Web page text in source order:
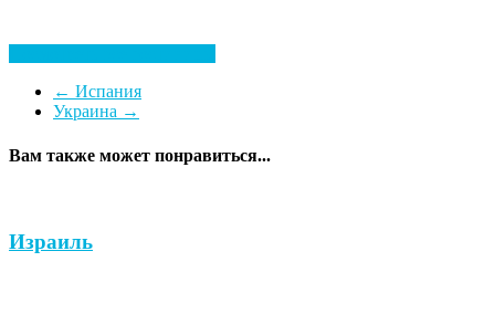
← Испания
Украина →
Вам также может понравиться...
Израиль